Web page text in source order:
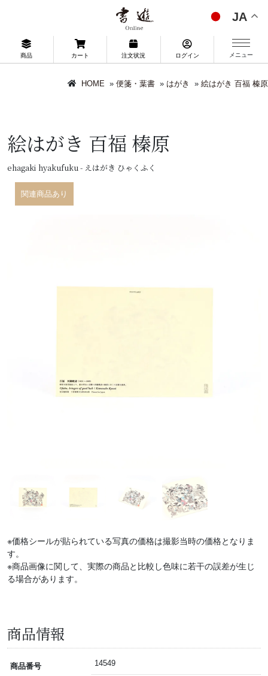
JA
商品 カート 注文状況 ログイン メニュー
HOME » 便箋・葉書 » はがき » 絵はがき 百福 榛原
絵はがき 百福 榛原
ehagaki hyakufuku - えはがき ひゃくふく
関連商品あり
※価格シールが貼られている写真の価格は撮影当時の価格となりま
す。
※商品画像に関して、実際の商品と比較し色味に若干の誤差が生じ
る場合があります。
商品情報
商品番号 14549